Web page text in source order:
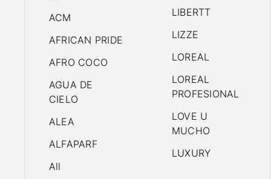
ACM
AFRICAN PRIDE
AFRO COCO
AGUA DE
CIELO
ALEA
ALFAPARF
All
LIBERTT
LIZZE
LOREAL
LOREAL
PROFESIONAL
LOVE U
MUCHO
LUXURY